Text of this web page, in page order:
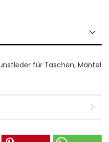
für Taschen, Mäntel